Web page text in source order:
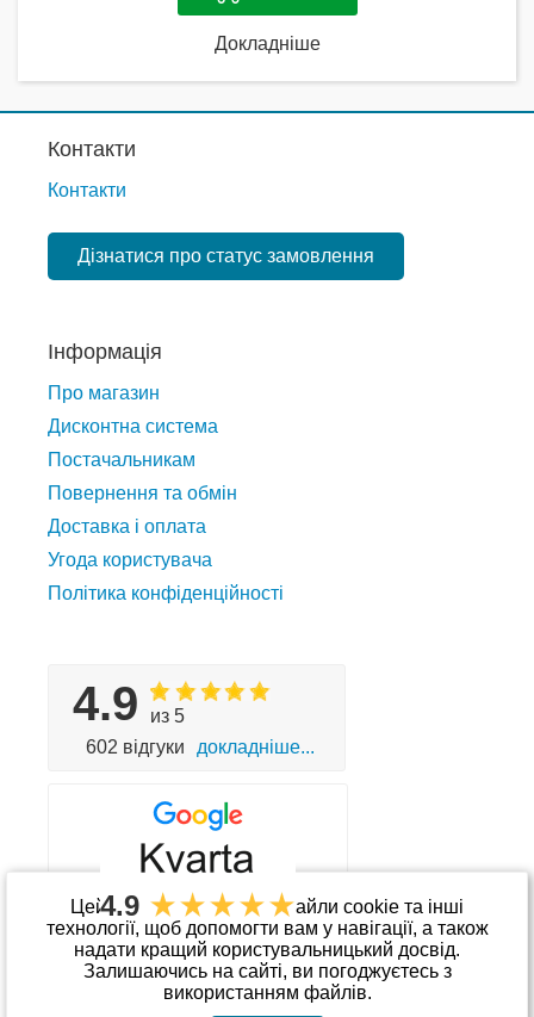
Докладніше
Цей сайт використовує файли cookie та інші
технології, щоб допомогти вам у навігації, а також
надати кращий користувальницький досвід.
Залишаючись на сайті, ви погоджуєтесь з
використанням файлів.
Контакти
Контакти
Дізнатися про статус замовлення
Інформація
Про магазин
Дисконтна система
Постачальникам
Повернення та обмін
Доставка і оплата
Угода користувача
Політика конфіденційності
4.9
из 5
602 відгуки
докладніше...
4.9
Приймаємо до оплати